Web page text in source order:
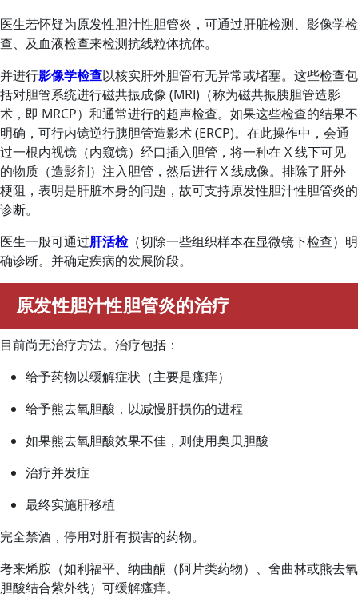
医生若怀疑为原发性胆汁性胆管炎，可通过肝脏检测、影像学检
查、及血液检查来检测抗线粒体抗体。
并进行影像学检查以核实肝外胆管有无异常或堵塞。这些检查包
括对胆管系统进行磁共振成像 (MRI)（称为磁共振胰胆管造影
术，即 MRCP）和通常进行的超声检查。如果这些检查的结果不
明确，可行内镜逆行胰胆管造影术 (ERCP)。在此操作中，会通
过一根内视镜（内窥镜）经口插入胆管，将一种在 X 线下可见
的物质（造影剂）注入胆管，然后进行 X 线成像。排除了肝外
梗阻，表明是肝脏本身的问题，故可支持原发性胆汁性胆管炎的
诊断。
医生一般可通过肝活检（切除一些组织样本在显微镜下检查）明
确诊断。并确定疾病的发展阶段。
原发性胆汁性胆管炎的治疗
目前尚无治疗方法。治疗包括：
给予药物以缓解症状（主要是瘙痒）
给予熊去氧胆酸，以减慢肝损伤的进程
如果熊去氧胆酸效果不佳，则使用奥贝胆酸
治疗并发症
最终实施肝移植
完全禁酒，停用对肝有损害的药物。
考来烯胺（如利福平、纳曲酮（阿片类药物）、舍曲林或熊去氧
胆酸结合紫外线）可缓解瘙痒。